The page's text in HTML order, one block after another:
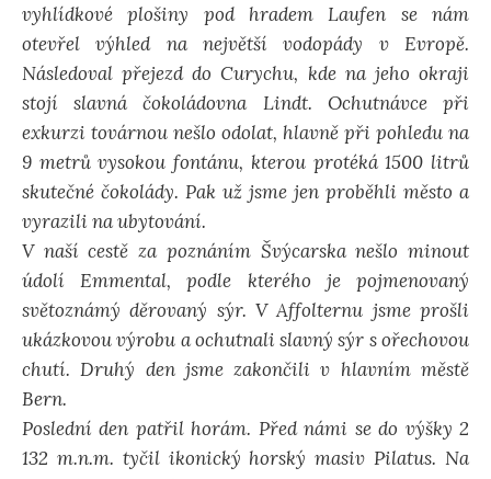
vyhlídkové plošiny pod hradem Laufen se nám
otevřel výhled na největší vodopády v Evropě.
Následoval přejezd do Curychu, kde na jeho okraji
stojí slavná čokoládovna Lindt. Ochutnávce při
exkurzi továrnou nešlo odolat, hlavně při pohledu na
9 metrů vysokou fontánu, kterou protéká 1500 litrů
skutečné čokolády. Pak už jsme jen proběhli město a
vyrazili na ubytování.
V naší cestě za poznáním Švýcarska nešlo minout
údolí Emmental, podle kterého je pojmenovaný
světoznámý děrovaný sýr. V Affolternu jsme prošli
ukázkovou výrobu a ochutnali slavný sýr s ořechovou
chutí. Druhý den jsme zakončili v hlavním městě
Bern.
Poslední den patřil horám. Před námi se do výšky 2
132 m.n.m. tyčil ikonický horský masiv Pilatus. Na